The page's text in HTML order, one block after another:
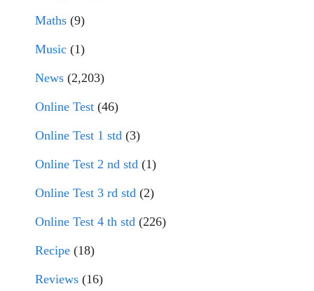
Maths (9)
Music (1)
News (2,203)
Online Test (46)
Online Test 1 std (3)
Online Test 2 nd std (1)
Online Test 3 rd std (2)
Online Test 4 th std (226)
Recipe (18)
Reviews (16)